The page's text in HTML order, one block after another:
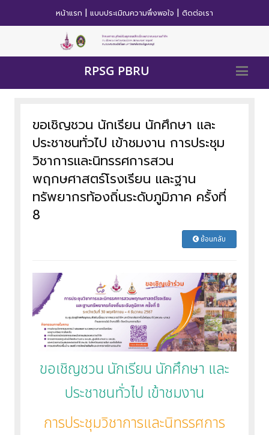
หน้าแรก | แบบประเมิณความพึ่งพอใจ | ติดต่อเรา
RPSG PBRU
ขอเชิญชวน นักเรียน นักศึกษา และ
ประชาชนทั่วไป เข้าชมงาน การประชุม
วิชาการและนิทรรศการสวน
พฤกษศาสตร์โรงเรียน และฐาน
ทรัพยากรท้องถิ่นระดับภูมิภาค ครั้งที่
8
ย้อนกลับ
ขอเชิญชวน นักเรียน นักศึกษา และ
ประชาชนทั่วไป เข้าชมงาน
การประชุมวิชาการและนิทรรศการ